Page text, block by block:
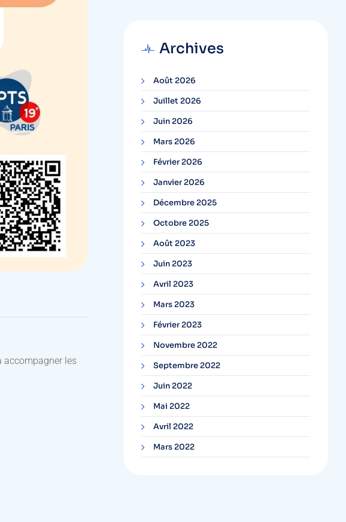
accompagner les
Archives
Août 2026
Juillet 2026
Juin 2026
Mars 2026
Février 2026
Janvier 2026
Décembre 2025
Octobre 2025
Août 2023
Juin 2023
Avril 2023
Mars 2023
Février 2023
Novembre 2022
Septembre 2022
Juin 2022
Mai 2022
Avril 2022
Mars 2022